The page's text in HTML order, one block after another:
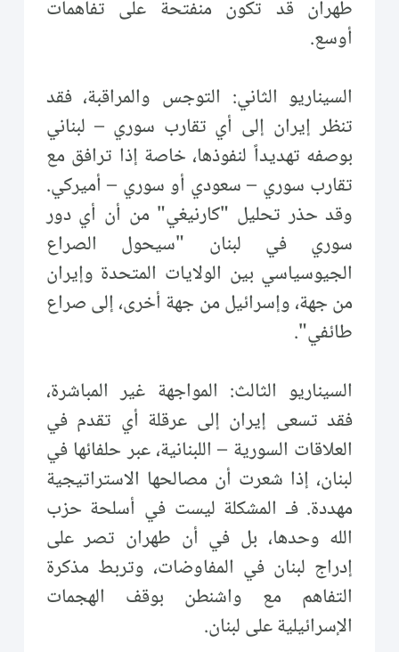
طهران قد تكون منفتحة على تفاهمات
أوسع.
السيناريو الثاني: التوجس والمراقبة، فقد
تنظر إيران إلى أي تقارب سوري – لبناني
بوصفه تهديداً لنفوذها، خاصة إذا ترافق مع
تقارب سوري – سعودي أو سوري – أميركي.
وقد حذر تحليل "كارنيغي" من أن أي دور
سوري في لبنان "سيحول الصراع
الجيوسياسي بين الولايات المتحدة وإيران
من جهة، وإسرائيل من جهة أخرى، إلى صراع
طائفي".
السيناريو الثالث: المواجهة غير المباشرة،
فقد تسعى إيران إلى عرقلة أي تقدم في
العلاقات السورية – اللبنانية، عبر حلفائها في
لبنان، إذا شعرت أن مصالحها الاستراتيجية
مهددة. فـ المشكلة ليست في أسلحة حزب
الله وحدها، بل في أن طهران تصر على
إدراج لبنان في المفاوضات، وتربط مذكرة
التفاهم مع واشنطن بوقف الهجمات
الإسرائيلية على لبنان.